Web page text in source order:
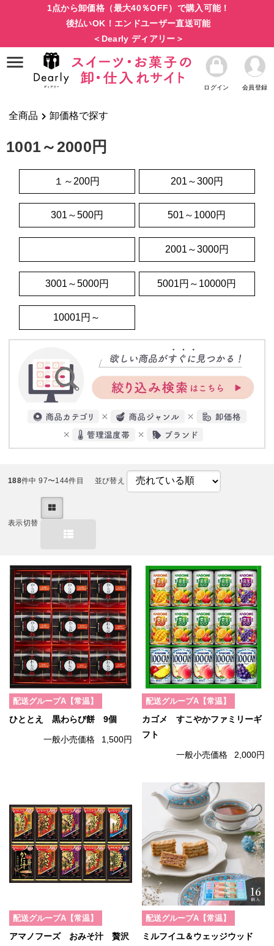
1点から卸価格（最大40％OFF）で購入可能！
後払いOK！エンドユーザー直送可能
＜Dearly ディアリー＞
ログイン 会員登録
全商品 卸価格で探す
1001～2000円
１～200円 201～300円
301～500円 501～1000円
2001～3000円
3001～5000円 5001円～10000円
10001円～
188件中 97〜144件目 並び替え
表示切替
配送グループA【常温】
ひととえ 黒わらび餅 9個
一般小売価格 1,500円
配送グループA【常温】
カゴメ すこやかファミリーギ
フト
一般小売価格 2,000円
配送グループA【常温】
アマノフーズ おみそ汁 贅沢
配送グループA【常温】
ミルフイユ＆ウェッジウッド